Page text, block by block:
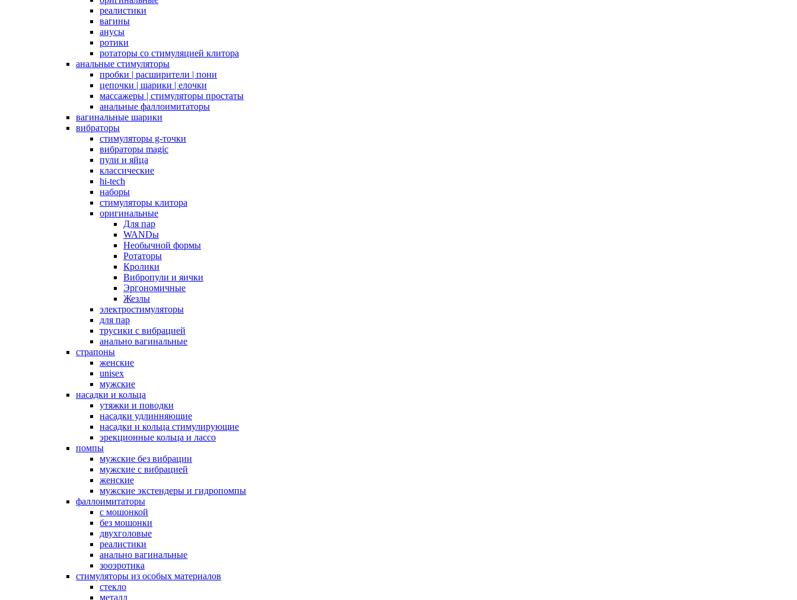
реалистики
вагины
анусы
ротики
ротаторы со стимуляцией клитора
анальные стимуляторы
пробки | расширители | пони
цепочки | шарики | елочки
массажеры | стимуляторы простаты
анальные фаллоимитаторы
вагинальные шарики
вибраторы
стимуляторы g-точки
вибраторы magic
пули и яйца
классические
hi-tech
наборы
стимуляторы клитора
оригинальные
Для пар
WANDы
Необычной формы
Ротаторы
Кролики
Вибропули и яички
Эргономичные
Жезлы
электростимуляторы
для пар
трусики с вибрацией
анально вагинальные
страпоны
женские
unisex
мужские
насадки и кольца
утяжки и поводки
насадки удлинняющие
насадки и кольца стимулирующие
эрекционные кольца и лассо
помпы
мужские без вибрации
мужские с вибрацией
женские
мужские экстендеры и гидропомпы
фаллоимитаторы
с мошонкой
без мошонки
двухголовые
реалистики
анально вагинальные
зооэротика
стимуляторы из особых материалов
стекло
металл